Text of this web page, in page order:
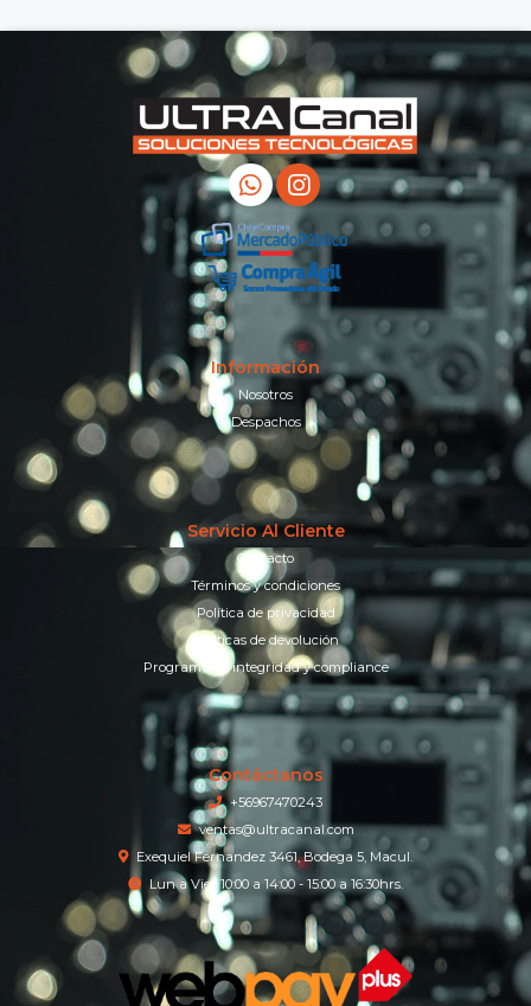
Información
Nosotros
Despachos
Servicio Al Cliente
Contacto
Términos y condiciones
Política de privacidad
Políticas de devolución
Programa de integridad y compliance
Contáctanos
+56967470243
ventas@ultracanal.com
Exequiel Fernandez 3461, Bodega 5, Macul.
Lun a Vier 10:00 a 14:00 - 15:00 a 16:30hrs.